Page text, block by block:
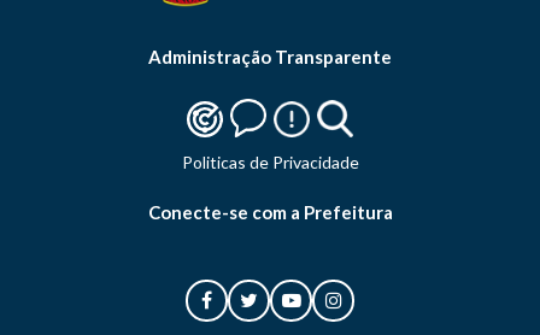
Administração Transparente
Politicas de Privacidade
Conecte-se com a Prefeitura